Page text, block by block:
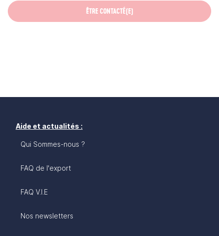
ÊTRE CONTACTÉ(E)
Aide et actualités :
Qui Sommes-nous ?
FAQ de l'export
FAQ V.I.E
Nos newsletters